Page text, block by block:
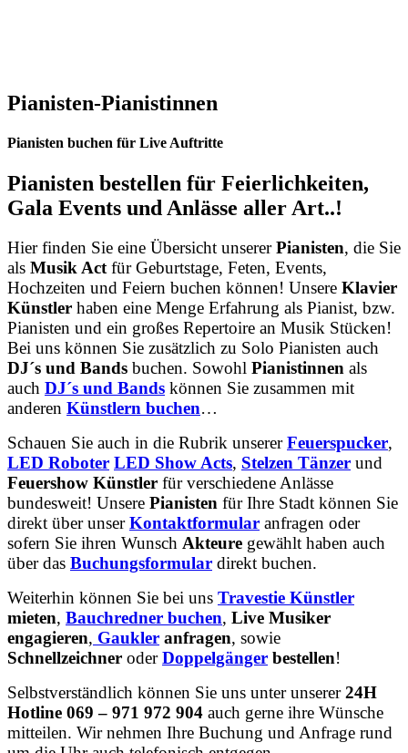
Pianisten-Pianistinnen
Pianisten buchen für Live Auftritte
Pianisten bestellen für Feierlichkeiten,
Gala Events und Anlässe aller Art..!
Hier finden Sie eine Übersicht unsererPianisten, die Sie
als Musik Actfür Geburtstage, Feten, Events,
Hochzeiten und Feiern buchen können! Unsere Klavier
Künstler haben eine Menge Erfahrung als Pianist, bzw.
Pianisten und ein großes Repertoire an Musik Stücken!
Bei uns können Sie zusätzlich zu Solo Pianisten auch
DJ´s und Bands buchen. Sowohl Pianistinnen als
auch DJ´s und Bands können Sie zusammen mit
anderen Künstlern buchen…
Schauen Sie auch in die Rubrik unsererFeuerspucker,
LED Roboter LED Show Acts, Stelzen Tänzer und
Feuershow Künstler für verschiedene Anlässe
bundesweit! Unsere Pianisten für Ihre Stadt können Sie
direkt über unserKontaktformular anfragen oder
sofern Sie ihren Wunsch Akteure gewählt haben auch
über das Buchungsformular direkt buchen.
Weiterhin können Sie bei uns Travestie Künstler
mieten, Bauchredner buchen, Live Musiker
engagieren, Gaukler anfragen, sowie
Schnellzeichner oderDoppelgänger bestellen!
Selbstverständlich können Sie uns unter unserer24H
Hotline 069 – 971 972 904 auch gerne ihre Wünsche
mitteilen. Wir nehmen Ihre Buchung und Anfrage rund